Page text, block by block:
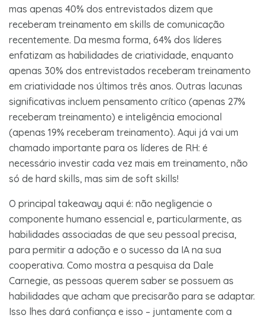
mas apenas 40% dos entrevistados dizem que
receberam treinamento em skills de comunicação
recentemente. Da mesma forma, 64% dos líderes
enfatizam as habilidades de criatividade, enquanto
apenas 30% dos entrevistados receberam treinamento
em criatividade nos últimos três anos. Outras lacunas
significativas incluem pensamento crítico (apenas 27%
receberam treinamento) e inteligência emocional
(apenas 19% receberam treinamento). Aqui já vai um
chamado importante para os líderes de RH: é
necessário investir cada vez mais em treinamento, não
só de hard skills, mas sim de soft skills!
O principal takeaway aqui é: não negligencie o
componente humano essencial e, particularmente, as
habilidades associadas de que seu pessoal precisa,
para permitir a adoção e o sucesso da IA ​​na sua
cooperativa. Como mostra a pesquisa da Dale
Carnegie, as pessoas querem saber se possuem as
habilidades que acham que precisarão para se adaptar.
Isso lhes dará confiança e isso – juntamente com a